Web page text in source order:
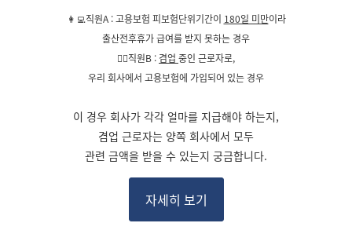
👩‍💻직원A : 고용보험 피보험단위기간이 180일 미만이라
출산전후휴가 급여를 받지 못하는 경우
🙎‍♀️직원B : 겸업 중인 근로자로,
우리 회사에서 고용보험에 가입되어 있는 경우
이 경우 회사가 각각 얼마를 지급해야 하는지,
겸업 근로자는 양쪽 회사에서 모두
관련 금액을 받을 수 있는지 궁금합니다.
자세히 보기